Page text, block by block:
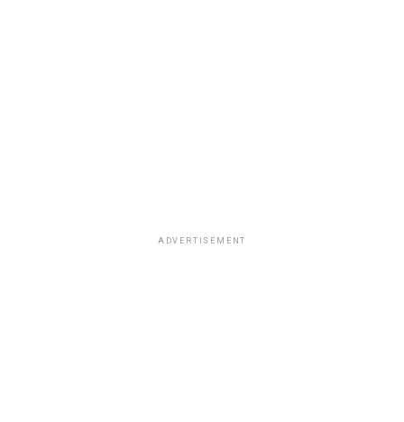
ADVERTISEMENT